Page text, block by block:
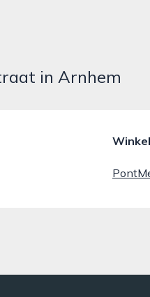
in Arnhem
Winkel